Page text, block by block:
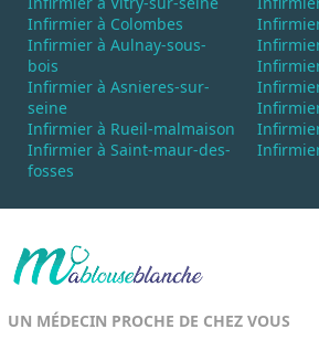
Infirmier à Colombes
Infirmier à Aulnay-sous-
bois
Infirmier à Asnieres-sur-
seine
Infirmier à Rueil-malmaison
Infirmier à Saint-maur-des-
fosses
UN MÉDECIN PROCHE DE CHEZ VOUS